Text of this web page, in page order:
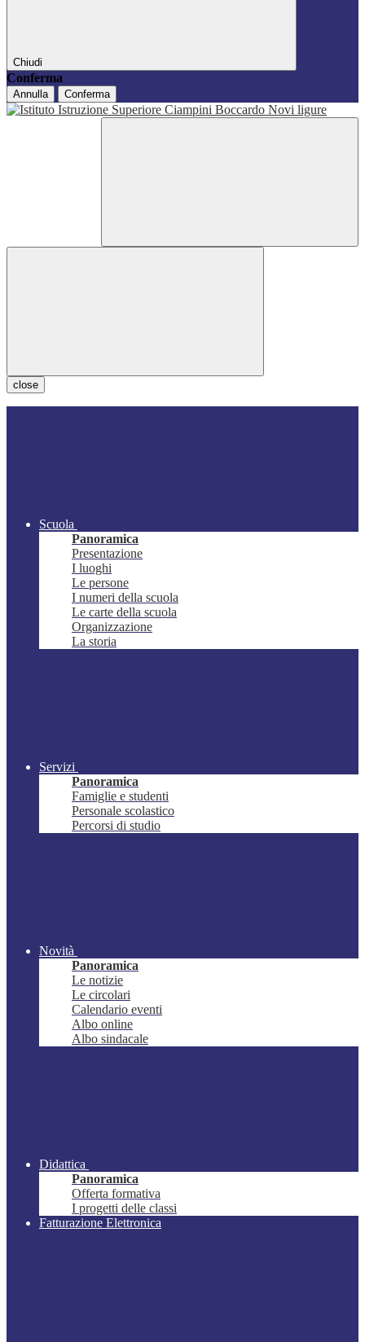
Chiudi
Conferma
Annulla Conferma
close
Scuola
Panoramica
Presentazione
I luoghi
Le persone
I numeri della scuola
Le carte della scuola
Organizzazione
La storia
Servizi
Panoramica
Famiglie e studenti
Personale scolastico
Percorsi di studio
Novità
Panoramica
Le notizie
Le circolari
Calendario eventi
Albo online
Albo sindacale
Didattica
Panoramica
Offerta formativa
I progetti delle classi
Fatturazione Elettronica